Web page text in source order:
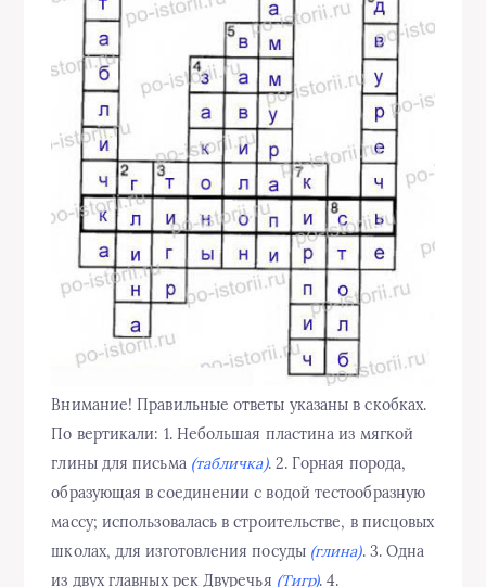
Внимание! Правильные ответы указаны в скобках.
По вертикали: 1. Небольшая пластина из мягкой
глины для письма (табличка). 2. Горная порода,
образующая в соединении с водой тестообразную
массу; использовалась в строительстве, в писцовых
школах, для изготовления посуды (глина). 3. Одна
из двух главных рек Двуречья (Тигр). 4.